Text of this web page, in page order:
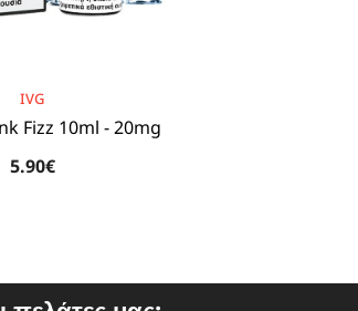
IVG
Fizz 10ml - 20mg
5.90€